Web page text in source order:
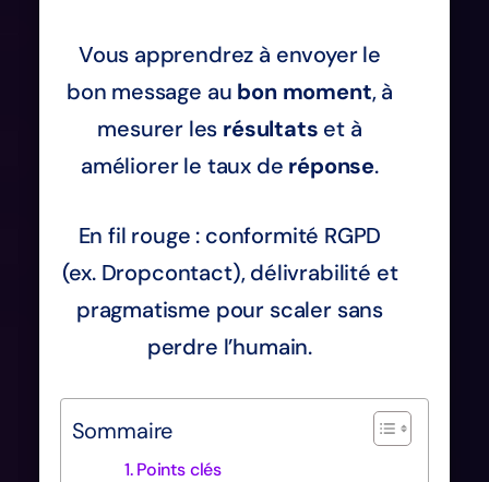
Vous apprendrez à envoyer le
bon message au bon moment, à
mesurer les résultats et à
améliorer le taux de réponse.
En fil rouge : conformité RGPD
(ex. Dropcontact), délivrabilité et
pragmatisme pour scaler sans
perdre l’humain.
Sommaire
Points clés